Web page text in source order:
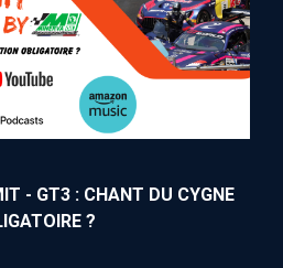
- GT3 : CHANT DU CYGNE
?